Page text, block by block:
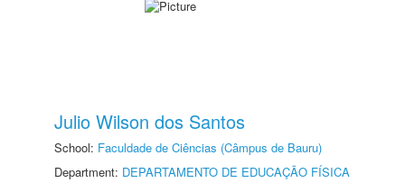
Julio Wilson dos Santos
School: Faculdade de Ciências (Câmpus de Bauru)
Department: DEPARTAMENTO DE EDUCAÇÃO FÍSICA